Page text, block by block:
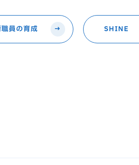
員の育成 SHINE